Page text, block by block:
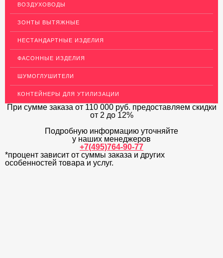
Сетка из нержавейки
МЕДНЫЙ ПРОКАТ
ЛАТУННЫЙ ПРОКАТ
ДЕКОР НЕРЖАВЕЙКА
ОГРАЖДЕНИЯ ДЛЯ ЛЕСТНИЦ
ЭЛЕКТРОДЫ
МЕТАЛЛИЧЕСКИЕ ПОРОГИ НАПОЛЬНЫЕ (ДЛЯ ПОЛА),
РАСКЛАДКА, ПЛИНТУС
ПОТОЛКИ
ВОЗДУХОВОДЫ
ЗОНТЫ ВЫТЯЖНЫЕ
НЕСТАНДАРТНЫЕ ИЗДЕЛИЯ
ФАСОННЫЕ ИЗДЕЛИЯ
ШУМОГЛУШИТЕЛИ
КОНТЕЙНЕРЫ ДЛЯ УТИЛИЗАЦИИ
При сумме заказа от 110 000 руб. предоставляем скидки
от 2 до 12%
Подробную информацию уточняйте
у наших менеджеров
+7(495)764-90-77
*процент зависит от суммы заказа и других
особенностей товара и услуг.